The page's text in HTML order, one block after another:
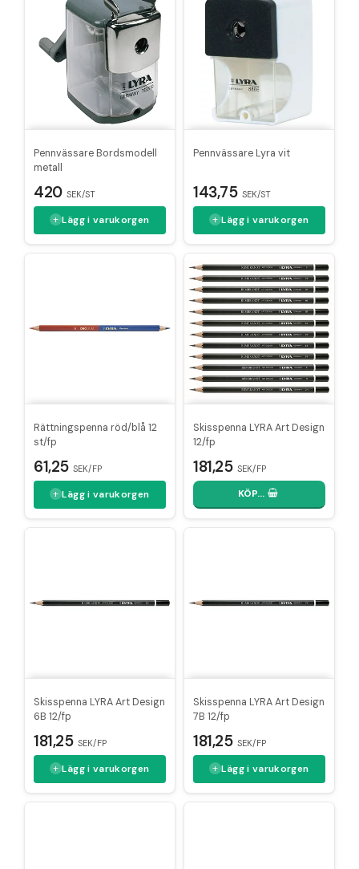
Pennvässare Bordsmodell
metall
420 SEK/ST
Lägg i varukorgen
Pennvässare Lyra vit
143,75 SEK/ST
Lägg i varukorgen
Rättningspenna röd/blå 12
st/fp
61,25 SEK/FP
Lägg i varukorgen
Skisspenna LYRA Art Design
12/fp
181,25 SEK/FP
KÖP…
Skisspenna LYRA Art Design
6B 12/fp
181,25 SEK/FP
Lägg i varukorgen
Skisspenna LYRA Art Design
7B 12/fp
181,25 SEK/FP
Lägg i varukorgen